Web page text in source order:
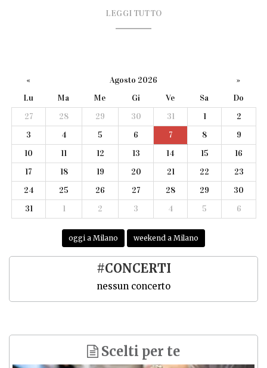
LEGGI TUTTO
« Agosto 2026
»
Lu
Ma Me Gi Ve Sa
Do
27
28 29 30 31 1
2
3
4 5 6 7 8
9
10
11 12 13 14 15
16
17
18 19 20 21 22
23
24
25 26 27 28 29
30
31
1 2 3 4 5 6
oggi a Milano weekend a Milano
#CONCERTI
nessun concerto
Scelti per te